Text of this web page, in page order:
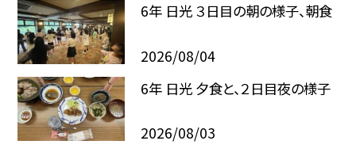
6年 日光 ３日目の朝の様子、朝食
2026/08/04
6年 日光 夕食と、２日目夜の様子
2026/08/03